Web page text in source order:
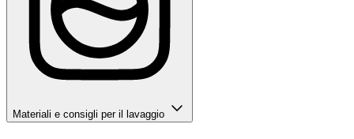
Materiali e consigli per il lavaggio